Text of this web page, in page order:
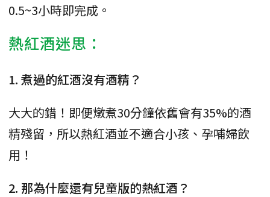
0.5~3小時即完成。
熱紅酒迷思：
1. 煮過的紅酒沒有酒精？
大大的錯！即便燉煮30分鐘依舊會有35%的酒
精殘留，所以熱紅酒並不適合小孩、孕哺婦飲
用！
2. 那為什麼還有兒童版的熱紅酒？